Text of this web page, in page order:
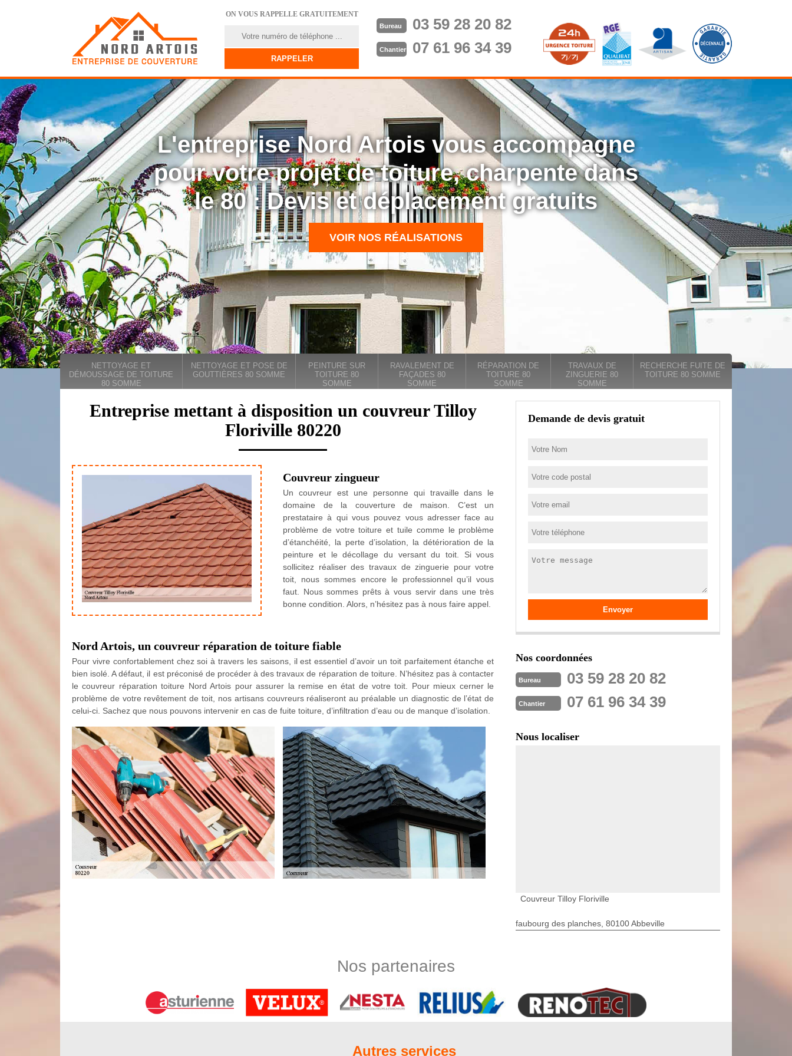
ON VOUS RAPPELLE GRATUITEMENT
Bureau 03 59 28 20 82
Chantier 07 61 96 34 39
L'entreprise Nord Artois vous accompagne
pour votre projet de toiture, charpente dans
le 80 : Devis et déplacement gratuits
VOIR NOS RÉALISATIONS
NETTOYAGE ET
DÉMOUSSAGE DE TOITURE
80 SOMME
NETTOYAGE ET POSE DE
GOUTTIÈRES 80 SOMME
PEINTURE SUR
TOITURE 80
SOMME
RAVALEMENT DE
FAÇADES 80
SOMME
RÉPARATION DE
TOITURE 80
SOMME
TRAVAUX DE
ZINGUERIE 80
SOMME
RECHERCHE FUITE DE
TOITURE 80 SOMME
Entreprise mettant à disposition un couvreur Tilloy
Floriville 80220
Couvreur zingueur
Un couvreur est une personne qui travaille dans le
domaine de la couverture de maison. C’est un
prestataire à qui vous pouvez vous adresser face au
problème de votre toiture et tuile comme le problème
d’étanchéité, la perte d’isolation, la détérioration de la
peinture et le décollage du versant du toit. Si vous
sollicitez réaliser des travaux de zinguerie pour votre
toit, nous sommes encore le professionnel qu’il vous
faut. Nous sommes prêts à vous servir dans une très
bonne condition. Alors, n’hésitez pas à nous faire appel.
Nord Artois, un couvreur réparation de toiture fiable
Pour vivre confortablement chez soi à travers les saisons, il est essentiel d’avoir un toit parfaitement étanche et
bien isolé. A défaut, il est préconisé de procéder à des travaux de réparation de toiture. N’hésitez pas à contacter
le couvreur réparation toiture Nord Artois pour assurer la remise en état de votre toit. Pour mieux cerner le
problème de votre revêtement de toit, nos artisans couvreurs réaliseront au préalable un diagnostic de l’état de
celui-ci. Sachez que nous pouvons intervenir en cas de fuite toiture, d’infiltration d’eau ou de manque d’isolation.
nous demander gratuitement votre devis travaux personnalisé. Nos couvreurs compétents proposeront des
Artisan couvreur : idéal pour votre projet de réparation de toiture
Un artisan couvreur est une personne qui dispose des connaissances professionnelles en travaux de remise en
sollicitez nous engager, n’hésitez surtout pas à nous appeler. Même si seulement pour demander des
Demande de devis gratuit
Nos coordonnées
Bureau 03 59 28 20 82
Chantier 07 61 96 34 39
Nous localiser
Couvreur Tilloy Floriville
faubourg des planches, 80100 Abbeville
Nos partenaires
Autres services